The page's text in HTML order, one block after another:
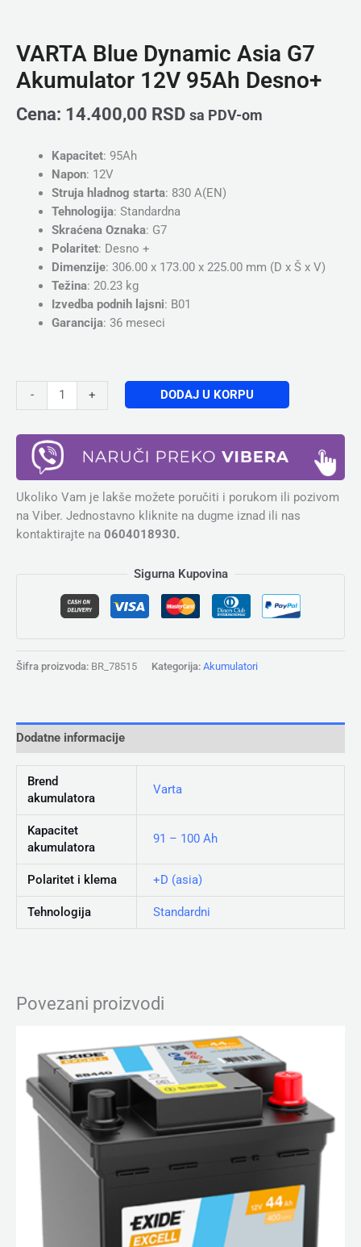
VARTA Blue Dynamic Asia G7
Akumulator 12V 95Ah Desno+
Cena: 14.400,00 RSD sa PDV-om
Kapacitet: 95Ah
Napon: 12V
Struja hladnog starta: 830 A(EN)
Tehnologija: Standardna
Skraćena Oznaka: G7
Polaritet: Desno +
Dimenzije: 306.00 x 173.00 x 225.00 mm (D x Š x V)
Težina: 20.23 kg
Izvedba podnih lajsni: B01
Garancija: 36 meseci
- + DODAJ U KORPU
Ukoliko Vam je lakše možete poručiti i porukom ili pozivom
na Viber. Jednostavno kliknite na dugme iznad ili nas
kontaktirajte na 0604018930.
Sigurna Kupovina
Šifra proizvoda: BR_78515 Kategorija: Akumulatori
Dodatne informacije
Brend
akumulatora
Varta
Kapacitet
akumulatora
91 – 100 Ah
Polaritet i klema +D (asia)
Tehnologija Standardni
Povezani proizvodi